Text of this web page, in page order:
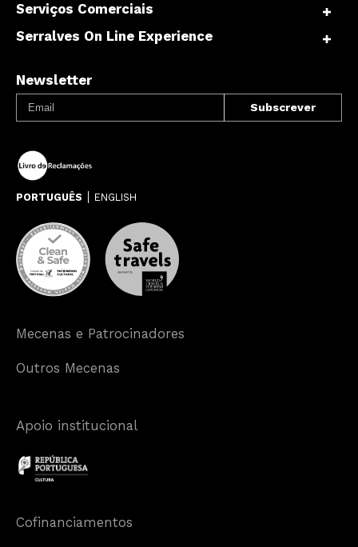
Serviços Comerciais
Serralves On Line Experience
Newsletter
PORTUGUÊS ENGLISH
Mecenas e Patrocinadores
Outros Mecenas
Apoio institucional
Cofinanciamentos